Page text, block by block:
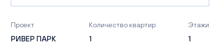
Проект
РИВЕР ПАРК
Количество квартир
1
Этажи
1